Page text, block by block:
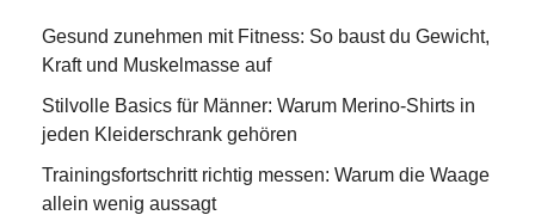
Gesund zunehmen mit Fitness: So baust du Gewicht,
Kraft und Muskelmasse auf
Stilvolle Basics für Männer: Warum Merino-Shirts in
jeden Kleiderschrank gehören
Trainingsfortschritt richtig messen: Warum die Waage
allein wenig aussagt